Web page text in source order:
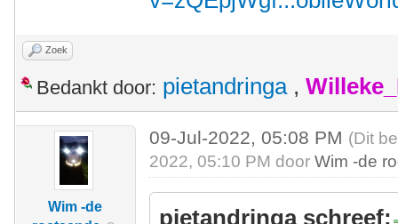
Zoek
Bedankt door: pietandringa,
Wim -de
09-Jul-2022, 05:08 PM (Dit
2022, 05:10 PM doorWim -de
pietandringa schreef: